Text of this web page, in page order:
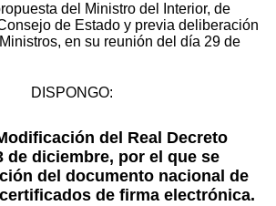
del Ministro del Interior, de
de Estado y previa deliberación
en su reunión del día 29 de
DISPONGO:
del Real Decreto
de diciembre, por el que se
del documento nacional de
de firma electrónica.